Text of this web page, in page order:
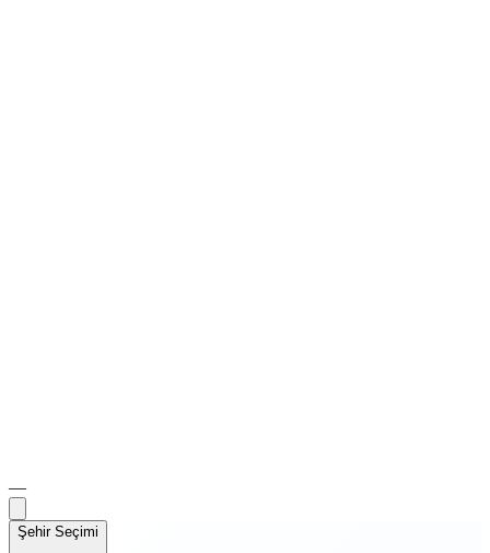
—
Şehir Seçimi